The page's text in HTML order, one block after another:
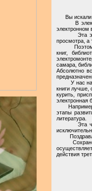
Вы искали
В
электронном
Эта
просмотра, а
Поэтому, в
книг,
самара,
Абсолютно
У нас на
книги лучше,
курить,
электронная
Например,
этапы
литература.
Эта
действия